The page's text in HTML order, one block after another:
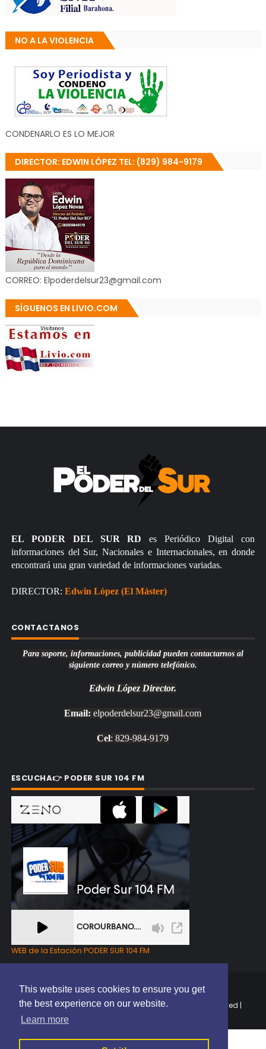
This website uses cookies to ensure you get
the best experience on our website.
Learn more
NO A LA VIOLENCIA
CONDENARLO ES LO MEJOR
DIRECTOR: EDWIN LÓPEZ TEL: (829) 984-9179
CORREO: Elpoderdelsur23@gmail.com
SÍGUENOS EN LIVIO.COM
EL PODER DEL SUR RD es Periódico Digital con
informaciones del Sur, Nacionales e Internacionales, en donde
encontrará una gran variedad de informaciones variadas.
DIRECTOR: Edwin López (El Máster)
CONTACTANOS
Para soporte, informaciones, publicidad pueden contactarnos al
siguiente correo y número telefónico.
Edwin López Director.
Email: elpoderdelsur23@gmail.com
Cel: 829-984-9179
ESCUCHA👉 PODER SUR 104 FM
WEB de la Estación PODER SUR 104 FM
Copyright © 2025 | EL PODER DEL SUR RD | All Rights Reserved |